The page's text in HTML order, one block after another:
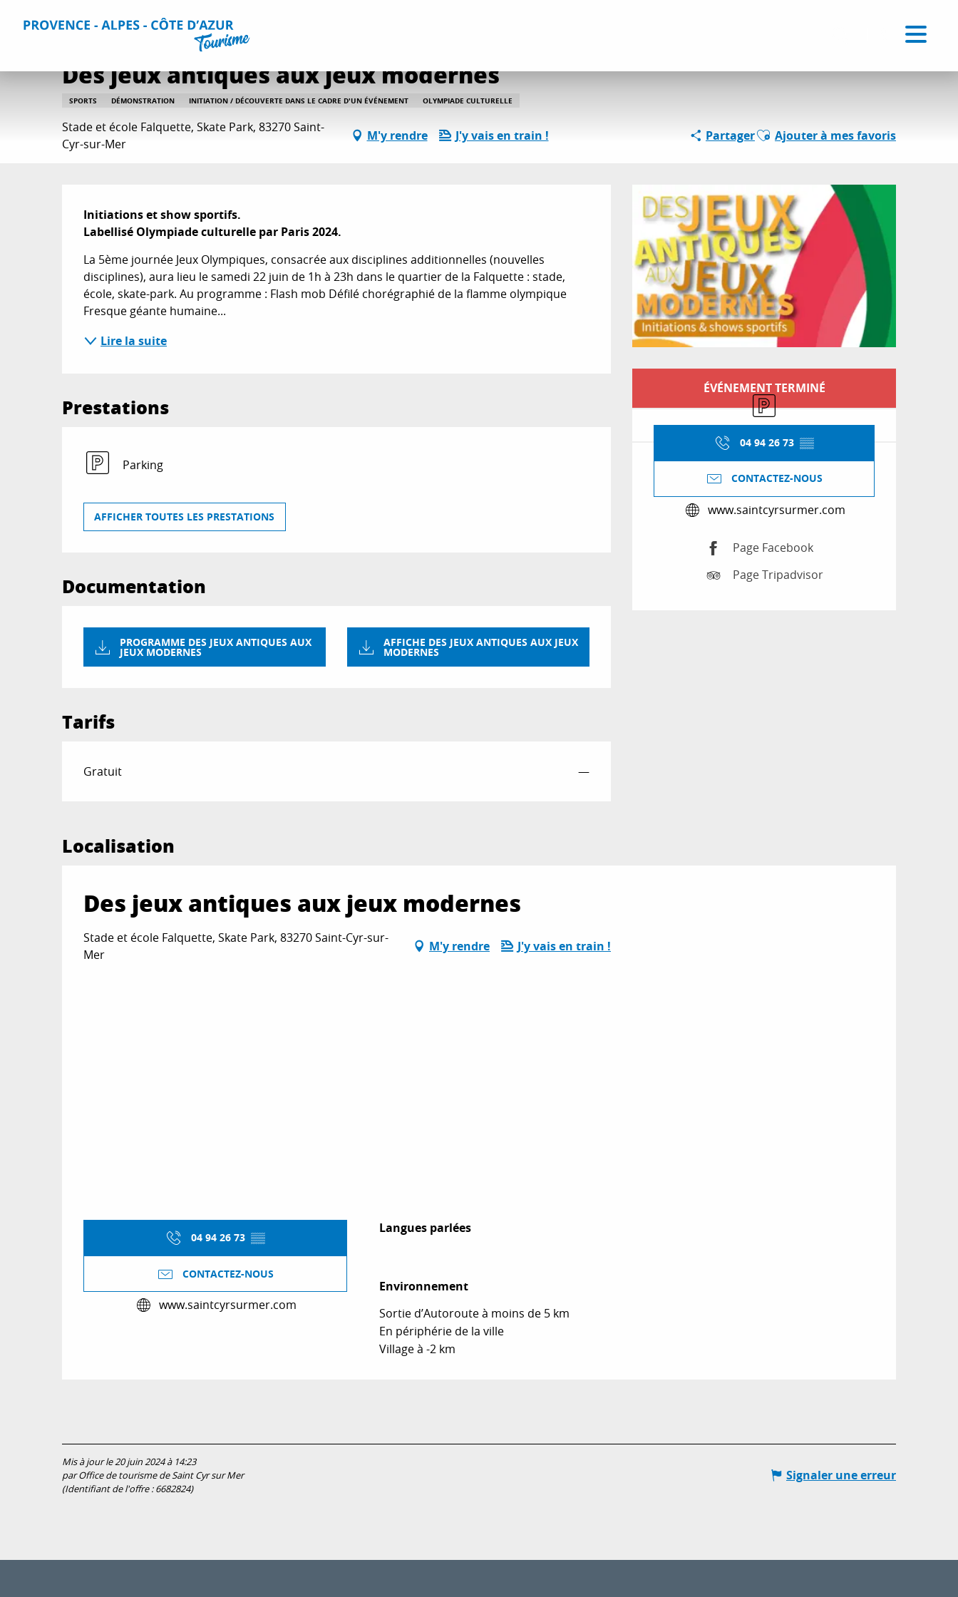
Accueil Que faire ? Sorties & Agenda
Des jeux antiques aux jeux modernes
SPORTS DÉMONSTRATION INITIATION / DÉCOUVERTE DANS LE CADRE D'UN ÉVÉNEMENT OLYMPIADE CULTURELLE
Stade et école Falquette, Skate Park, 83270 Saint-
Cyr-sur-Mer
M'y rendre J'y vais en train ! PartagerAjouter aux favoris
Ajouter à mes favoris
Ouverture et
ÉVÉNEMENT TERMINÉ
Parking
04 94 26 73 ▒▒
CONTACTEZ-NOUS
www.saintcyrsurmer.com
Page Facebook
Page Tripadvisor
Description
Initiations et show sportifs.
Labellisé Olympiade culturelle par Paris 2024.
La 5ème journée Jeux Olympiques, consacrée aux disciplines additionnelles (nouvelles
disciplines), aura lieu le samedi 22 juin de 1h à 23h dans le quartier de la Falquette : stade,
école, skate-park. Au programme : Flash mob Défilé chorégraphié de la flamme olympique
Fresque géante humaine...
Lire la suite
Prestations
Parking
AFFICHER TOUTES LES PRESTATIONS
Documentation
PROGRAMME DES JEUX ANTIQUES AUX
JEUX MODERNES
AFFICHE DES JEUX ANTIQUES AUX JEUX
MODERNES
Tarifs
Gratuit —
Localisation
Des jeux antiques aux jeux modernes
Stade et école Falquette, Skate Park, 83270 Saint-Cyr-sur-
Mer
M'y rendre J'y vais en train !
04 94 26 73 ▒▒
CONTACTEZ-NOUS
www.saintcyrsurmer.com
Langues parlées
Langues parlées
Environnement
Environnement
Sortie d’Autoroute à moins de 5 km
En périphérie de la ville
Village à -2 km
Mis à jour le 20 juin 2024 à 14:23
par Office de tourisme de Saint Cyr sur Mer
(Identifiant de l'offre :6682824)
Signaler une erreur